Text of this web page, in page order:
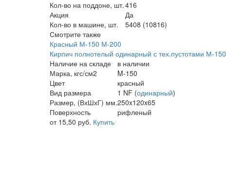
Кол-во на поддоне, шт.416
Акция
Да
Кол-во в машине, шт.
5408 (10816)
Смотрите также
Красный М-150 М-200
Кирпич полнотелый одинарный с тех.пустотами М-150
Наличие на складе
в наличии
Марка, кгс/см2
M-150
Цвет
красный
Вид размера
1 NF (одинарный)
Размер, (ВхШхГ) мм.250x120x65
Поверхность
рифленый
от 15,50 руб. Купить